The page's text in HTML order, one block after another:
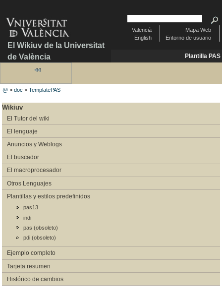
El Wikiuv de la Universitat
de València
Mapa Web
Entorno de usuario
Valencià
English
Plantilla PAS
@ >doc >TemplatePAS
Wikiuv
El Tutor del wiki
El lenguaje
Anuncios y Weblogs
El buscador
El macroprocesador
Otros Lenguajes
Plantillas y estilos predefinidos
pas13
indi
pas (obsoleto)
pdi (obsoleto)
Ejemplo completo
Tarjeta resumen
Histórico de cambios